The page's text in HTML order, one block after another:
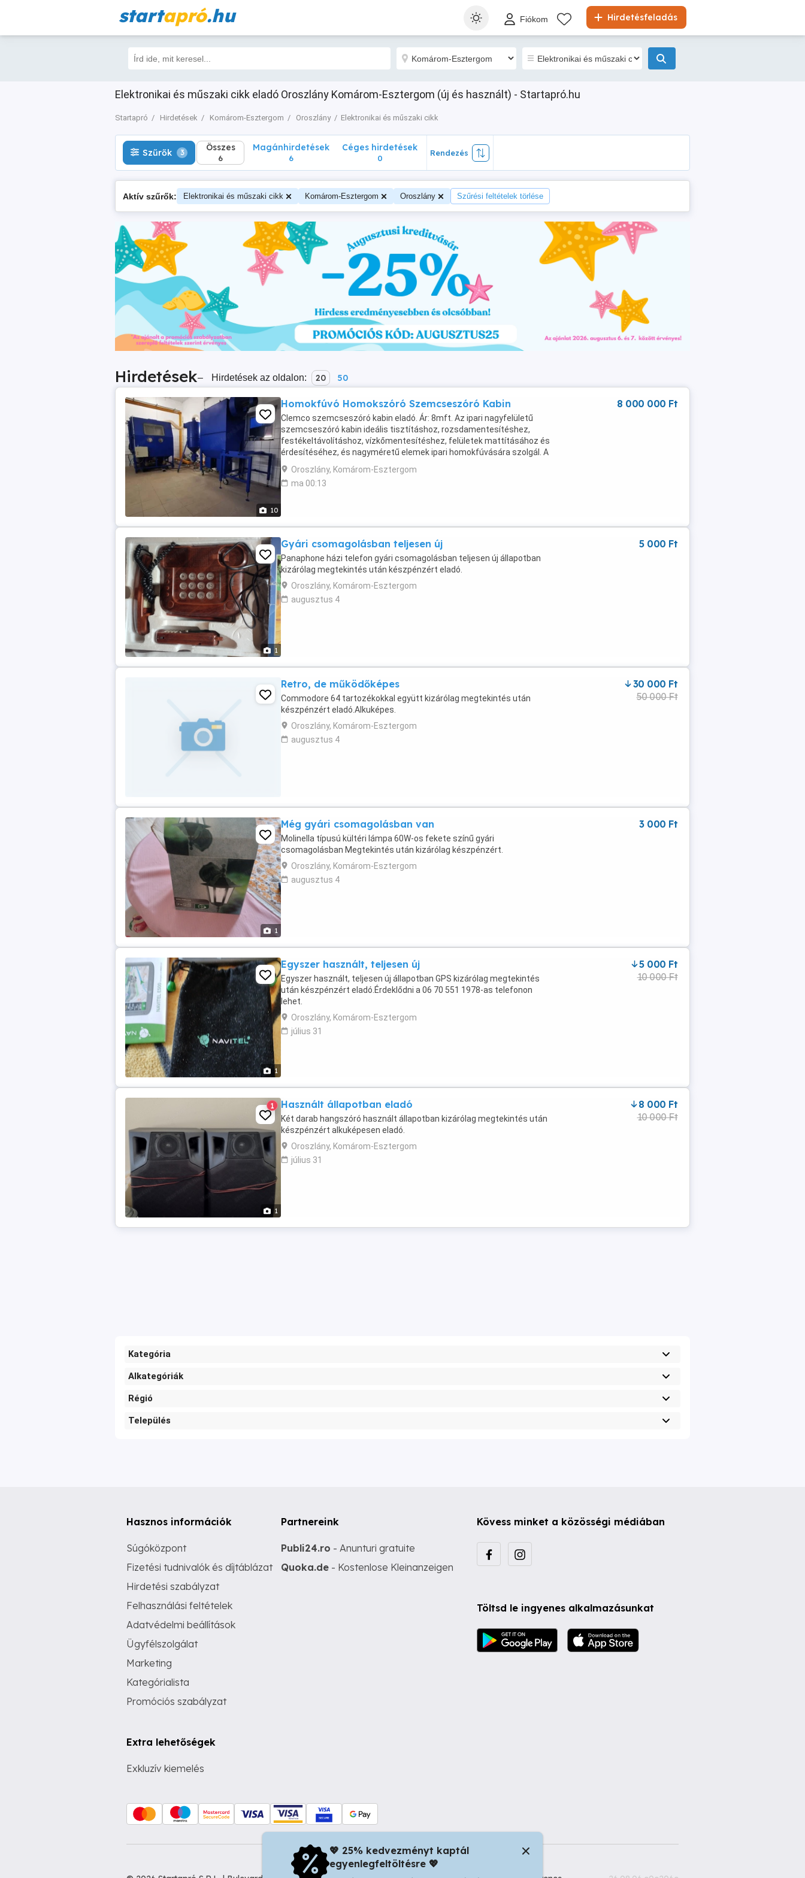
startapró.hu Hirdetésfeladás
Fiókom
Elektronikai és műszaki cikk eladó Oroszlány Komárom-Esztergom (új és használt) - Startapró.hu
Startapró Hirdetések Komárom-Esztergom Oroszlány Elektronikai és műszaki cikk
Szűrők 3 Összes
6
Szűrők 3 Összes
6
Magánhirdetések
6
Céges hirdetések
0
Rendezés
Aktív szűrők: Elektronikai és műszaki cikk Komárom-Esztergom Oroszlány Szűrési feltételek törlése
Hirdetések– Hirdetések az oldalon: 20 50
10
Homokfúvó Homokszóró Szemcseszóró Kabin
Clemco szemcseszóró kabin eladó. Ár: 8mft. Az ipari nagyfelületű
szemcseszóró kabin ideális tisztításhoz, rozsdamentesítéshez,
festékeltávolításhoz, vízkőmentesítéshez, felületek mattításához és
érdesítéséhez, és nagyméretű elemek ipari homokfúvására szolgál. A
szemcseszórásos tisztítófülkében a port ...
Oroszlány, Komárom-Esztergom
ma 00:13
8 000 000 Ft
1
Gyári csomagolásban teljesen új
Panaphone házi telefon gyári csomagolásban teljesen új állapotban
kizárólag megtekintés után készpénzért eladó.
Oroszlány, Komárom-Esztergom
augusztus 4
5 000 Ft
Retro, de működőképes
Commodore 64 tartozékokkal együtt kizárólag megtekintés után
készpénzért eladó.Alkuképes.
Oroszlány, Komárom-Esztergom
augusztus 4
30 000 Ft
50 000 Ft
1
Még gyári csomagolásban van
Molinella típusú kültéri lámpa 60W-os fekete színű gyári
csomagolásban Megtekintés után kizárólag készpénzért.
Oroszlány, Komárom-Esztergom
augusztus 4
3 000 Ft
1
Egyszer használt, teljesen új
Egyszer használt, teljesen új állapotban GPS kizárólag megtekintés
után készpénzért eladó.Érdeklődni a 06 70 551 1978-as telefonon
lehet.
Oroszlány, Komárom-Esztergom
július 31
5 000 Ft
10 000 Ft
1
1 Használt állapotban eladó
Két darab hangszóró használt állapotban kizárólag megtekintés után
készpénzért alkuképesen eladó.
Oroszlány, Komárom-Esztergom
július 31
8 000 Ft
10 000 Ft
Kategória
Alkategóriák
Régió
Település
Hasznos információk
Súgóközpont
Fizetési tudnivalók és díjtáblázat
Hirdetési szabályzat
Felhasználási feltételek
Adatvédelmi beállítások
Ügyfélszolgálat
Marketing
Kategórialista
Promóciós szabályzat
Extra lehetőségek
Exkluzív kiemelés
Partnereink
Publi24.ro - Anunturi gratuite
Quoka.de - Kostenlose Kleinanzeigen
Kövess minket a közösségi médiában
Töltsd le ingyenes alkalmazásunkat
💖 25% kedvezményt kaptál
egyenlegfeltöltésre 💖